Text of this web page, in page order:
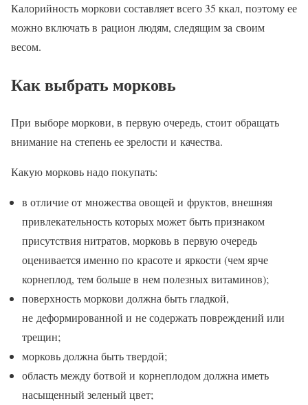
Калорийность моркови составляет всего 35 ккал, поэтому ее
можно включать в рацион людям, следящим за своим
весом.
Как выбрать морковь
При выборе моркови, в первую очередь, стоит обращать
внимание на степень ее зрелости и качества.
Какую морковь надо покупать:
в отличие от множества овощей и фруктов, внешняя
привлекательность которых может быть признаком
присутствия нитратов, морковь в первую очередь
оценивается именно по красоте и яркости (чем ярче
корнеплод, тем больше в нем полезных витаминов);
поверхность моркови должна быть гладкой,
не деформированной и не содержать повреждений или
трещин;
морковь должна быть твердой;
область между ботвой и корнеплодом должна иметь
насыщенный зеленый цвет;